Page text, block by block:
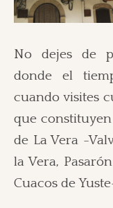
No dejes de
donde el
cuando visites
que
de La Vera -
la Vera,
Cuacos de